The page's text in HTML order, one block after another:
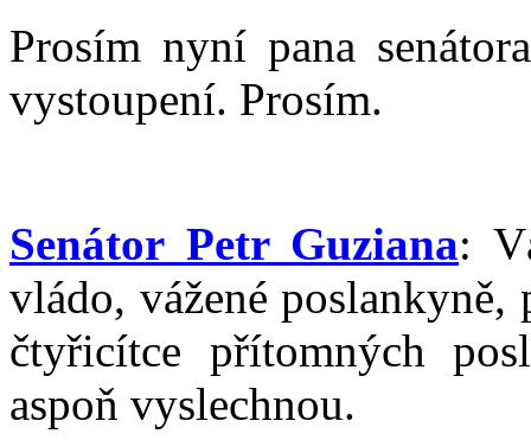
Prosím nyní pana
vystoupení. Prosím.
Senátor Petr Guziana:
vládo, vážené
čtyřicítce přítomných
aspoň vyslechnou.